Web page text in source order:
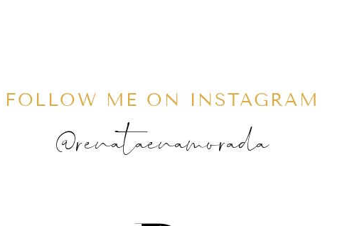
FOLLOW ME ON INSTAGRAM
@renataenamorada